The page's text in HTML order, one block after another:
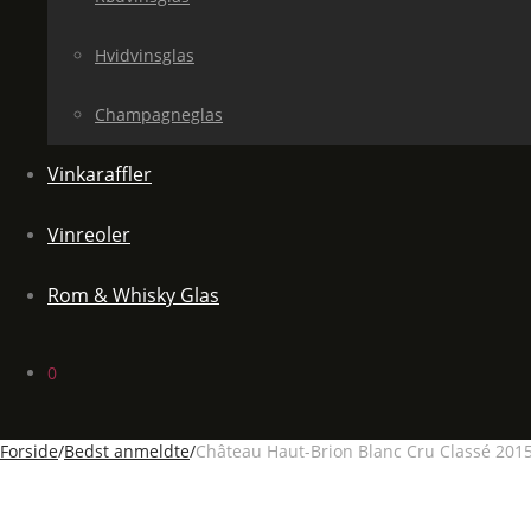
Hvidvinsglas
Champagneglas
Vinkaraffler
Vinreoler
Rom & Whisky Glas
0
Forside/Bedst anmeldte/Château Haut-Brion Blanc Cru Classé